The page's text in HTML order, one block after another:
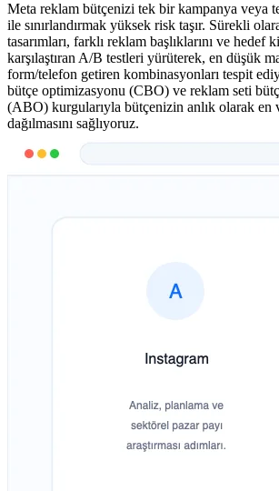
Meta reklam bütçenizi tek bir kampanya veya
ile sınırlandırmak yüksek risk taşır. Sürekli
tasarımları, farklı reklam başlıklarını ve hedef
karşılaştıran A/B testleri yürüterek, en düşük
form/telefon getiren kombinasyonları tespit
bütçe optimizasyonu (CBO) ve reklam seti
(ABO) kurgularıyla bütçenizin anlık olarak en
dağılmasını sağlıyoruz.